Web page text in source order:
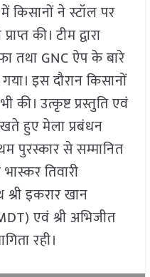
किसानों ने स्टॉल पर
की। टीम द्वारा
तथा GNC ऐप के बारे
इस दौरान किसानों
की। उत्कृष्ट प्रस्तुति एवं
हुए मेला प्रबंधन
पुरस्कार से सम्मानित
तिवारी
इकरार खान
एवं श्री अभिजीत
रही।